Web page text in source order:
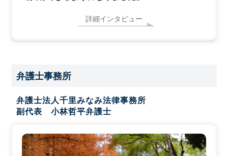
詳細インタビュー
弁護士事務所
弁護士法人千里みなみ法律事務所
副代表 小林哲平弁護士